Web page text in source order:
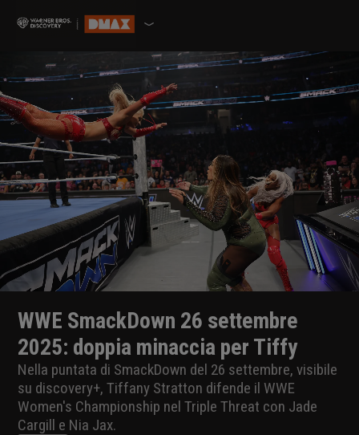
WWE SmackDown 26 settembre
2025: doppia minaccia per Tiffy
Nella puntata di SmackDown del 26 settembre, visibile
su discovery+, Tiffany Stratton difende il WWE
Women's Championship nel Triple Threat con Jade
Cargill e Nia Jax.